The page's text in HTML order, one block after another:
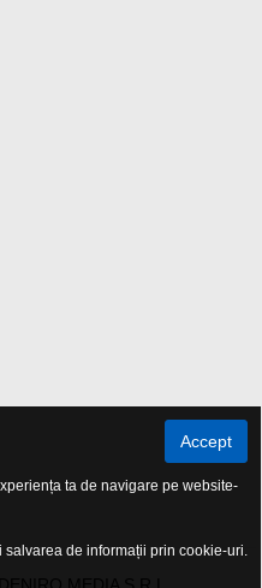
Accept
ta de navigare pe website-
salvarea de informații prin cookie-uri.